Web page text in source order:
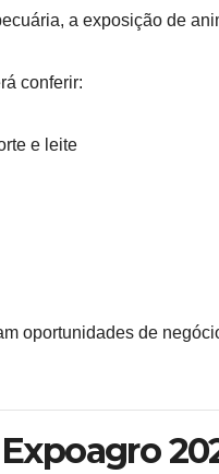
a exposição de
conferir:
e leite
oportunidades de